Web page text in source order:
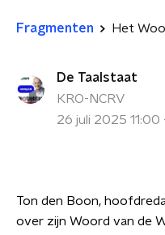
Fragmenten Het
De Taalstaat
KRO-NCRV
26 juli 2025 11:00
Ton den Boon,
over zijn Woord van de